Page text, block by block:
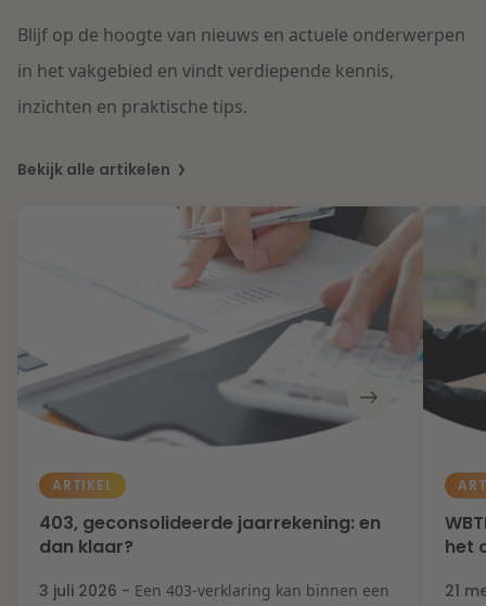
Blijf op de hoogte van nieuws en actuele onderwerpen
in het vakgebied en vindt verdiepende kennis,
inzichten en praktische tips.
Bekijk alle artikelen
ARTIKEL
403, geconsolideerde jaarrekening: en
dan klaar?
3 juli 2026 - Een 403-verklaring kan binnen een
het
21